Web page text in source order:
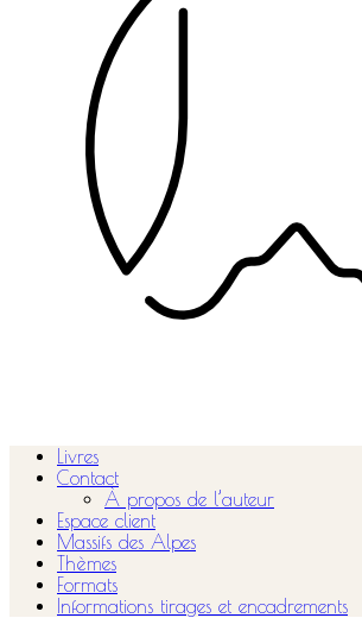
Livres
Contact
À propos de l’auteur
Espace client
Massifs des Alpes
Thèmes
Formats
Informations tirages et encadrements